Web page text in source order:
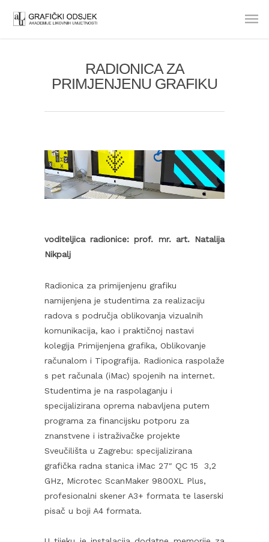
RADIONICA ZA
PRIMJENJENU GRAFIKU
voditeljica radionice: prof. mr. art. Natalija
Nikpalj
Radionica za primijenjenu grafiku
namijenjena je studentima za realizaciju
radova s područja oblikovanja vizualnih
komunikacija, kao i praktičnoj nastavi
kolegija Primijenjena grafika, Oblikovanje
računalom i Tipografija. Radionica raspolaže
s pet računala (iMac) spojenih na internet.
Studentima je na raspolaganju i
specijalizirana oprema nabavljena putem
programa za financijsku potporu za
znanstvene i istraživačke projekte
Sveučilišta u Zagrebu: specijalizirana
grafička radna stanica iMac 27″ QC 15 3,2
GHz, Microtec ScanMaker 9800XL Plus,
profesionalni skener A3+ formata te laserski
pisač u boji A4 formata.